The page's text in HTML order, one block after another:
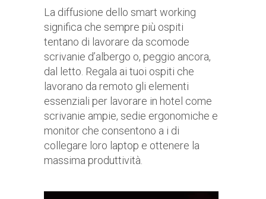
La diffusione dello smart working
significa che sempre più ospiti
tentano di lavorare da scomode
scrivanie d’albergo o, peggio ancora,
dal letto. Regala ai tuoi ospiti che
lavorano da remoto gli elementi
essenziali per lavorare in hotel come
scrivanie ampie, sedie ergonomiche e
monitor che consentono a i di
collegare loro laptop e ottenere la
massima produttività.